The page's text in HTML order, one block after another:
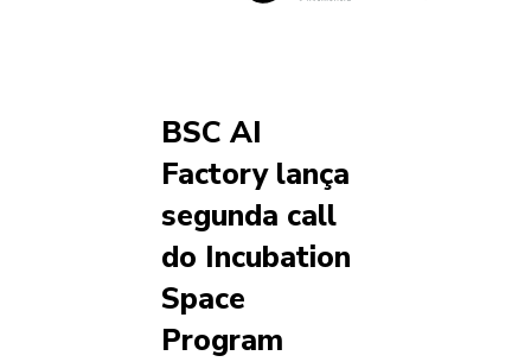
BSC AI
Factory lança
segunda call
do Incubation
Space
Program